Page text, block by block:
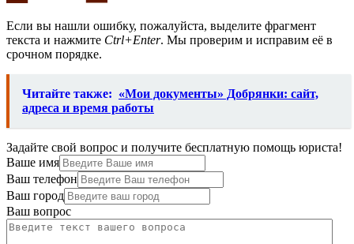
Если вы нашли ошибку, пожалуйста, выделите фрагмент
текста и нажмите Ctrl+Enter. Мы проверим и исправим её в
срочном порядке.
Читайте также: «Мои документы» Добрянки: сайт,
адреса и время работы
Задайте свой вопрос и получите бесплатную помощь юриста!
Ваше имя
Ваш телефон
Ваш город
Ваш вопрос